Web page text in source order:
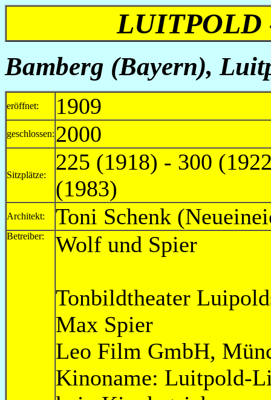
LUITPOLD
Bamberg (Bayern),
eröffnet: 1909
geschlossen: 2000
Sitzplätze:
225 (1918) - 300
(1983)
Architekt: Toni Schenk
Betreiber:
Wolf und
Tonbildtheater
Max
Leo Film GmbH,
Kinoname: Luitpold-